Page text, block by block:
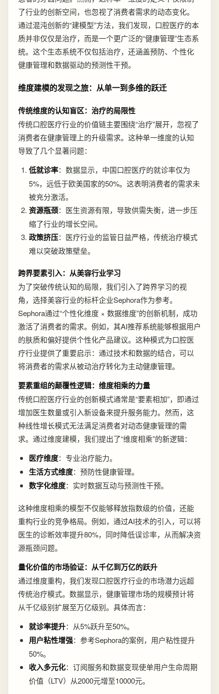
了行业的创新空间，也忽视了消费者需求的动态变化。
通过混沌创新的“建模型”方法，我们发现，口腔医疗的本
质并非仅仅是治疗，而是一个更广泛的“健康管理”生态系
统。这个生态系统不仅包括治疗，还涵盖预防、个性化
健康管理和数据驱动的预测性干预。
维度建模的发现之旅：从单一到多维的跃迁
传统维度的认知盲区：治疗的局限性
传统口腔医疗行业的价值链主要围绕“治疗”展开，忽视了
消费者在健康管理上的升级需求。这种单一维度的认知
导致了几个显著问题：
低就诊率：数据显示，中国口腔医疗的就诊率仅为
5%，远低于欧美国家的50%。这表明消费者的需求未
被充分激活。
资源瓶颈：医生资源有限，导致供需失衡，进一步压
缩了行业的增长空间。
政策挤压：医疗行业的监管日益严格，传统治疗模式
难以突破政策壁垒。
跨界要素引入：从美容行业学习
为了突破传统认知的局限，我们引入了跨界学习的视
角，选择美容行业的标杆企业Sephora作为参考。
Sephora通过“个性化维度 × 数据维度”的创新机制，成功
激活了消费者的需求。例如，其AI推荐系统能够根据用户
的肤质和偏好提供个性化产品建议。这种模式为口腔医
疗行业提供了重要启示：通过技术和数据的结合，可以
将消费者的需求从被动治疗转化为主动健康管理。
要素重组的颠覆性逻辑：维度相乘的力量
传统口腔医疗行业的创新模式通常是“要素相加”，即通过
增加医生数量或引入新设备来提升服务能力。然而，这
种线性增长模式无法满足消费者对动态健康管理的需
求。通过维度建模，我们提出了“维度相乘”的新逻辑：
医疗维度：专业治疗能力。
生活方式维度：预防性健康管理。
数字化维度：实时数据互动与预测性干预。
这种维度相乘的模型不仅能够释放指数级的价值，还能
重构行业的竞争格局。例如，通过AI技术的引入，可以将
医生的诊断效率提升80%，同时降低误诊率，从而解决资
源瓶颈问题。
量化价值的市场验证：从千亿到万亿的跃升
通过维度重构，我们发现口腔医疗行业的市场潜力远超
传统治疗模式。数据显示，健康管理市场的规模预计将
从千亿级别扩展至万亿级别。具体而言：
就诊率提升：从5%跃升至50%。
用户粘性增强：参考Sephora的案例，用户粘性提升
50%。
收入多元化：订阅服务和数据变现使单用户生命周期
价值（LTV）从2000元增至10000元。